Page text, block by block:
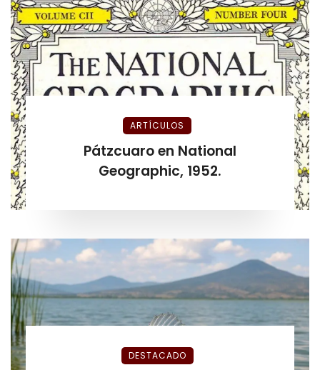
ARTÍCULOS
Pátzcuaro en National
Geographic, 1952.
DESTACADO